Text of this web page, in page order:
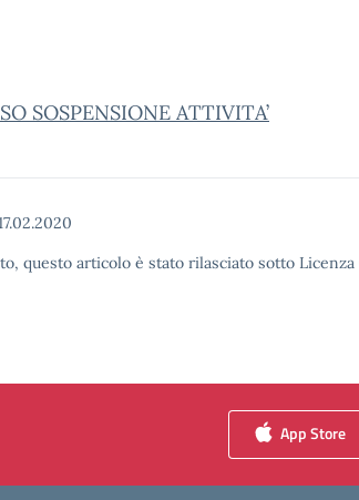
SOSPENSIONE ATTIVITA’
questo articolo è stato rilasciato sotto
App Store